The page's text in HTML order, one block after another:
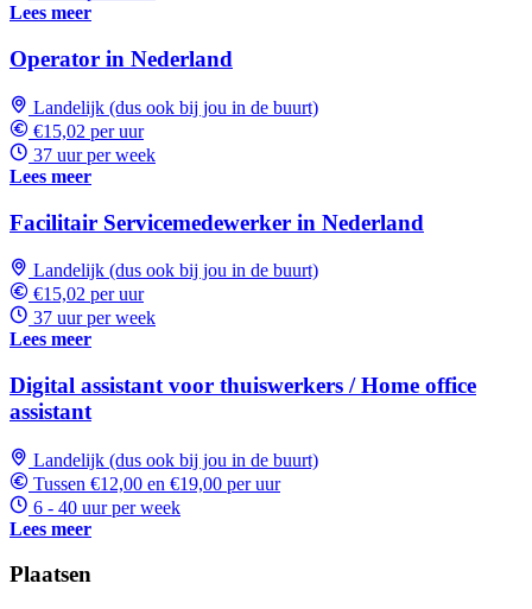
Lees meer
Operator in Nederland
Landelijk (dus ook bij jou in de buurt)
€15,02 per uur
37 uur per week
Lees meer
Facilitair Servicemedewerker in Nederland
Landelijk (dus ook bij jou in de buurt)
€15,02 per uur
37 uur per week
Lees meer
Digital assistant voor thuiswerkers / Home office
assistant
Landelijk (dus ook bij jou in de buurt)
Tussen €12,00 en €19,00 per uur
6 - 40 uur per week
Lees meer
Plaatsen